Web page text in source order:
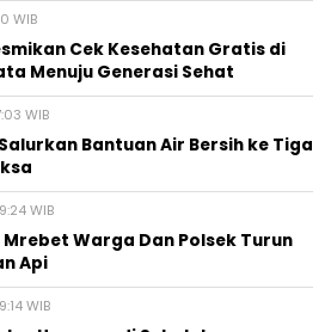
WIB
Cek Kesehatan Gratis di
Menuju Generasi Sehat
WIB
Bantuan Air Bersih ke Tiga
WIB
Warga Dan Polsek Turun
Api
WIB